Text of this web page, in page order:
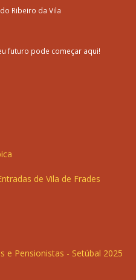
Ribeiro da Vila
futuro pode começar aqui!
de Vila de Frades
e Pensionistas - Setúbal 2025